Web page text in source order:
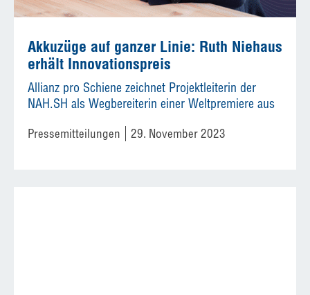
Akkuzüge auf ganzer Linie: Ruth Niehaus
erhält Innovationspreis
Allianz pro Schiene zeichnet Projektleiterin der
NAH.SH als Wegbereiterin einer Weltpremiere aus
Pressemitteilungen 29. November 2023